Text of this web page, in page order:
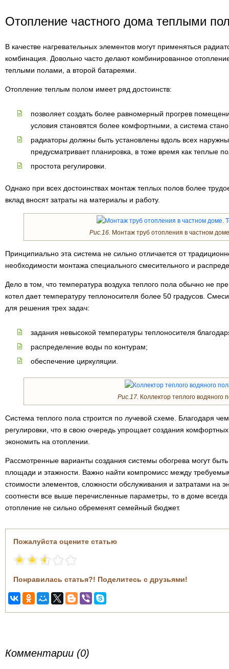
Отопление частного дома теплыми
В качестве нагревательных элементов могут применяться
комбинация. Довольно часто делают комбинированное
теплыми полами, а второй батареями.
Отопление теплым полом имеет ряд достоинств:
позволяет создать более равномерный прогрев
условия становятся более комфортными, а система
радиаторы должны быть установлены вдоль всех
предусматривает планировка, в тоже время как теплые
простота регулировки.
Однако при всех достоинствах монтаж теплых полов более
вклад вносят затраты на материалы и работу.
Рис.16. Монтаж труб отопления в частном
Принципиально эта система не сильно отличается от
необходимости монтажа специального смесительного и
Дело в том, что температура воздуха теплого пола обычно не
котел дает температуру теплоносителя более 50 градусов.
для решения трех задач:
задания невысокой температуры теплоносителя
распределение воды по контурам;
обеспечение циркуляции.
Рис.17. Коллектор теплого водяного
Система теплого пола строится по лучевой схеме. Благодаря
регулировки, что в свою очередь упрощает создания
экономить на отоплении.
Рассмотренные варианты создания системы обогрева могут
площади и этажности. Важно найти компромисс между
стоимости элементов, сложности обслуживания и затратами на
соотнести все выше перечисленные параметры, то в доме
отопление не сильно обременят семейный бюджет.
Пожалуйста оцените статью
Понравилась статья?! Поделитесь с друзьями!
Комментарии (0)